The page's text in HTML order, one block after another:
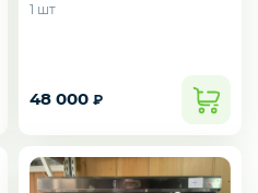
1 шт
48 000 ₽